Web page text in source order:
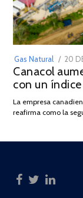
Gas Natural
ON
20
Canacol
con un
La empresa
reafirma como la